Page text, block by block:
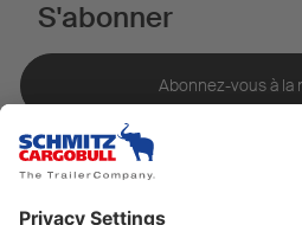
S'abonner